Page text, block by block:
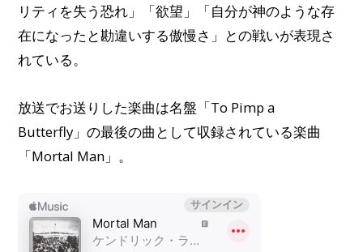
リティを失う恐れ」「欲望」「自分が神のような存
在になったと勘違いする傲慢さ」との戦いが表現さ
れている。
放送でお送りした楽曲は名盤「To Pimp a
Butterfly」の最後の曲として収録されている楽曲
「Mortal Man」。